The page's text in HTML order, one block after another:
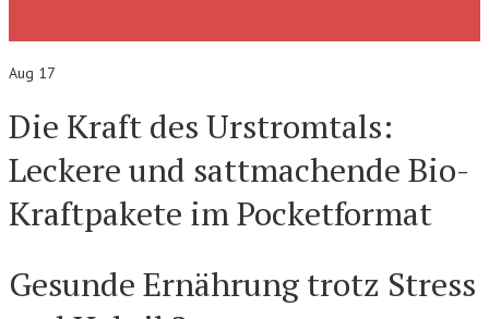
Aug 17
Die Kraft des Urstromtals:
Leckere und sattmachende Bio-
Kraftpakete im Pocketformat
Gesunde Ernährung trotz Stress